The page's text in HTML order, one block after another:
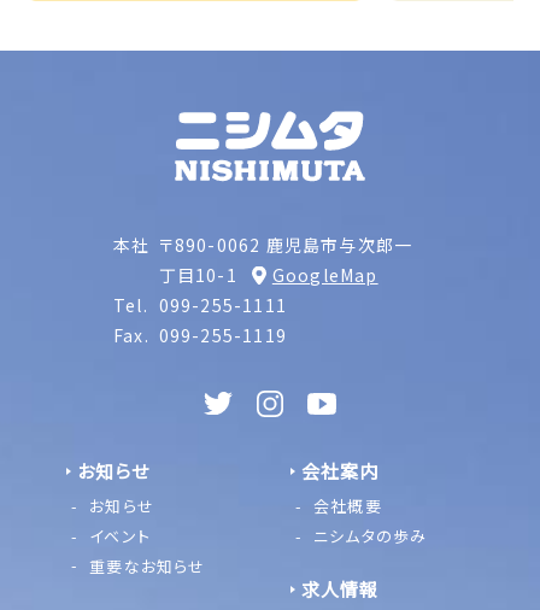
本社 〒890-0062 鹿児島市与次郎一
丁目10-1
GoogleMap
Tel. 099-255-1111
Fax. 099-255-1119
お知らせ
お知らせ
イベント
重要なお知らせ
会社案内
会社概要
ニシムタの歩み
求人情報